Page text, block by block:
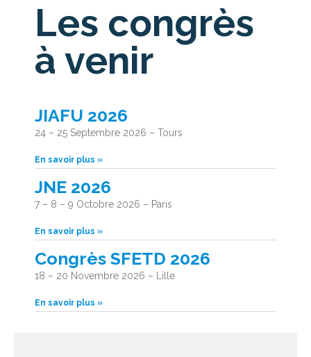
Les congrès
à venir
JIAFU 2026
24 – 25 Septembre 2026 – Tours
En savoir plus »
JNE 2026
7 – 8 – 9 Octobre 2026 – Paris
En savoir plus »
Congrès SFETD 2026
18 – 20 Novembre 2026 – Lille
En savoir plus »